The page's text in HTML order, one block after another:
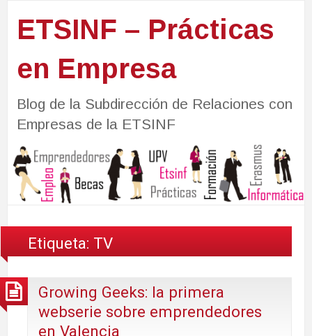
ETSINF – Prácticas
en Empresa
Blog de la Subdirección de Relaciones con
Empresas de la ETSINF
Etiqueta: TV
Growing Geeks: la primera
webserie sobre emprendedores
en Valencia